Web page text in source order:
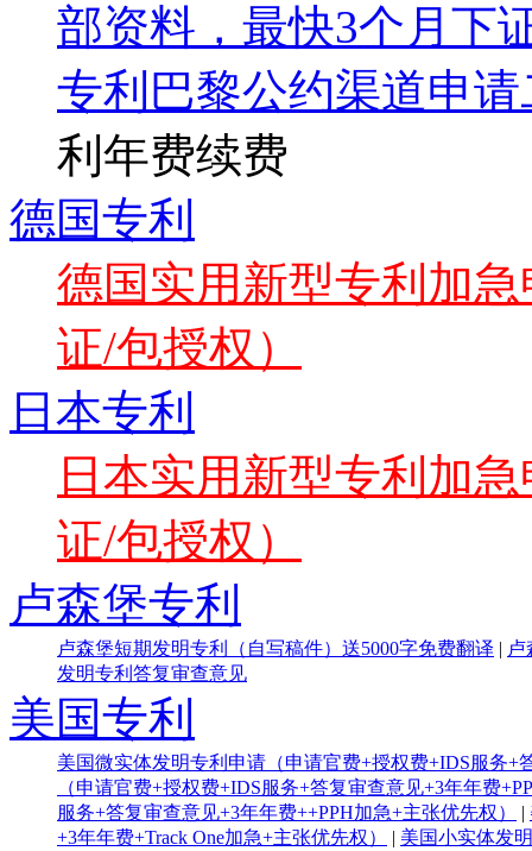
部资料，最快3个月下
专利巴黎公约渠道申
利年费续费
德国专利
德国实用新型专利加
证/包授权）
日本专利
日本实用新型专利加
证/包授权）
卢森堡专利
卢森堡短期发明专利（自写稿件）送5000字免费翻译
卢
发明专利答复审查意见
美国专利
美国微实体发明专利申请（申请官费+授权费+IDS服务+
（申请官费+授权费+IDS服务+答复审查意见+3年年费
服务+答复审查意见+3年年费++PPH加急+主张优先权）
+3年年费+Track One加急+主张优先权）
美国小实体发